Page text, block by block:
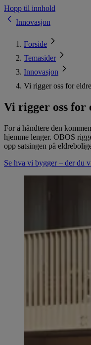
Hopp til innhold
Innovasjon
Forside
Temasider
Innovasjon
Vi rigger oss for
Vi rigger oss for
For å håndtere den
hjemme lenger. OBOS
opp satsingen på
Se hva vi bygger – der du